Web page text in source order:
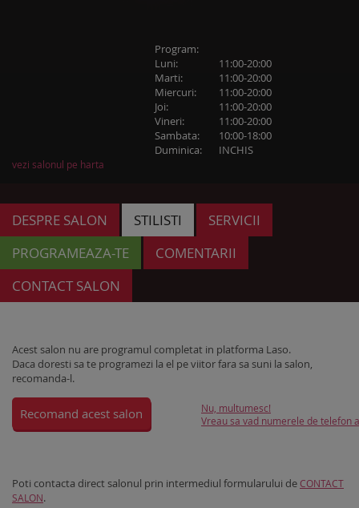
Program:
Luni:
11:00-20:00
Marti:
11:00-20:00
Miercuri:
11:00-20:00
Joi:
11:00-20:00
Vineri:
11:00-20:00
Sambata:
10:00-18:00
Duminica:
INCHIS
vezi salonul pe harta
DESPRE SALON STILISTI
SERVICII
PROGRAMEAZA-TE
COMENTARII
CONTACT SALON
Acest salon nu are programul completat in platforma Laso.
Daca doresti sa te programezi la el pe viitor fara sa suni la salon,
recomanda-l.
Recomand acest salon
Nu, multumesc!
Vreau sa vad numerele de telefon
Poti contacta direct salonul prin intermediul formularului de CONTACT
SALON.